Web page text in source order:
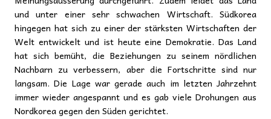
und unter einer sehr schwachen Wirtschaft. Südkorea
hingegen hat sich zu einer der stärksten Wirtschaften der
Welt entwickelt und ist heute eine Demokratie. Das Land
hat sich bemüht, die Beziehungen zu seinem nördlichen
Nachbarn zu verbessern, aber die Fortschritte sind nur
langsam. Die Lage war gerade auch im letzten Jahrzehnt
immer wieder angespannt und es gab viele Drohungen aus
Nordkorea gegen den Süden gerichtet.